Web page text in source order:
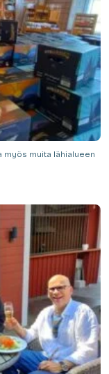
myös muita lähialueen